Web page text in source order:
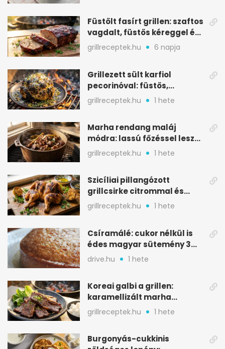
Füstölt fasírt grillen: szaftos
vagdalt, füstös kéreggel és
BBQ mázzal
grillreceptek.hu 6 napja
Grillezett sült karfiol
pecorinóval: füstös,
karamellizált nyári kedvenc
grillreceptek.hu 1 hete
Marha rendang maláj
módra: lassú főzéssel lesz
igazán szaftos
grillreceptek.hu 1 hete
Szicíliai pillangózott
grillcsirke citrommal és
oregánóval
grillreceptek.hu 1 hete
Csíramálé: cukor nélkül is
édes magyar sütemény 3
alapanyagból
drive.hu 1 hete
Koreai galbi a grillen:
karamellizált marha
rövidborda gyorsan
grillreceptek.hu 1 hete
Burgonyás-cukkinis